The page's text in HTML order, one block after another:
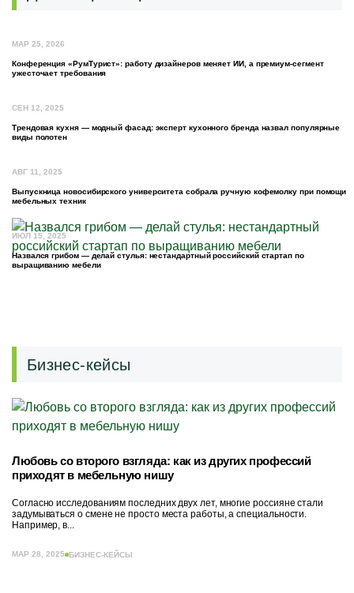
МАР 25, 2026
Конференция «РумТурист»: работу дизайнеров меняет ИИ, а премиум-сегмент
ужесточает требования
СЕН 12, 2025
Трендовая кухня — модный фасад: эксперт кухонного бренда назвал популярные
виды полотен
АВГ 11, 2025
Выпускница новосибирского университета собрала ручную кофемолку при помощи
мебельных техник
ИЮЛ 15, 2025
Назвался грибом — делай стулья: нестандартный российский стартап по
выращиванию мебели
Бизнес-кейсы
Любовь со второго взгляда: как из других профессий
приходят в мебельную нишу
Согласно исследованиям последних двух лет, многие россияне стали
задумываться о смене не просто места работы, а специальности.
Например, в...
МАР 28, 2025 БИЗНЕС-КЕЙСЫ